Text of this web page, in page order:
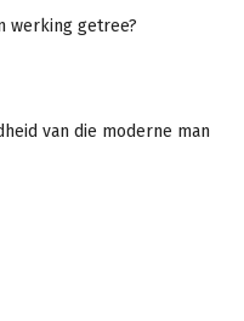
werking getree?
van die moderne man